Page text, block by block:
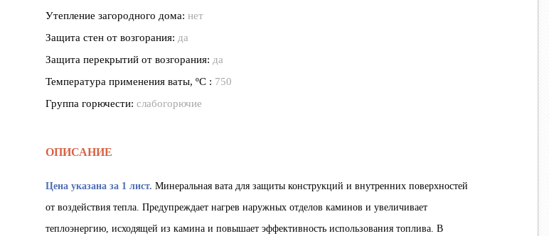
Утепление загородного дома: нет
Защита стен от возгорания: да
Защита перекрытий от возгорания: да
Температура применения ваты, ºС : 750
Группа горючести: слабогорючие
ОПИСАНИЕ
Цена указана за 1 лист. Минеральная вата для защиты конструкций и внутренних поверхностей
от воздействия тепла. Предупреждает нагрев наружных отделов каминов и увеличивает
теплоэнергию, исходящей из камина и повышает эффективность использования топлива. В